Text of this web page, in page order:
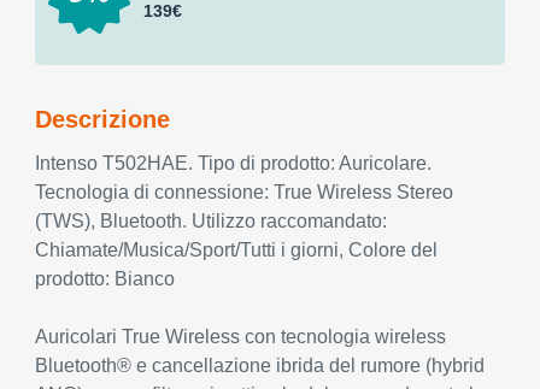
139€
Descrizione
Intenso T502HAE. Tipo di prodotto: Auricolare.
Tecnologia di connessione: True Wireless Stereo
(TWS), Bluetooth. Utilizzo raccomandato:
Chiamate/Musica/Sport/Tutti i giorni, Colore del
prodotto: Bianco
Auricolari True Wireless con tecnologia wireless
Bluetooth® e cancellazione ibrida del rumore (hybrid